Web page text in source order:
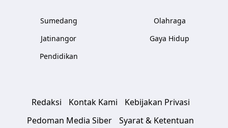
Sumedang
Jatinangor
Pendidikan
Olahraga
Gaya Hidup
Redaksi Kontak Kami
Kebijakan Privasi
Pedoman Media Siber
Syarat & Ketentuan